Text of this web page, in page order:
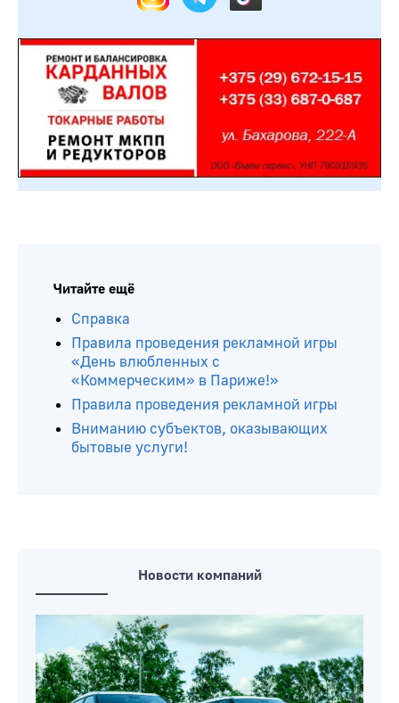
Читайте ещё
Справка
Правила проведения рекламной игры
«День влюбленных с
«Коммерческим» в Париже!»
Правила проведения рекламной игры
Вниманию субъектов, оказывающих
бытовые услуги!
Новости компаний